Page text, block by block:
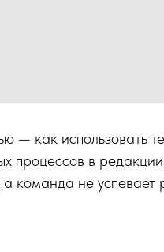
— как использовать
процессов в
команда не успевает